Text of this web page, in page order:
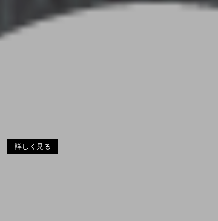
詳しく見る
詳しく見る
詳しく見る
詳しく見る
詳しく見る